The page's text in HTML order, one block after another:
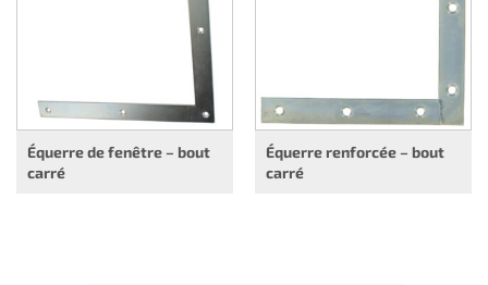
Équerre de fenêtre – bout
carré
Équerre renforcée – bout
carré